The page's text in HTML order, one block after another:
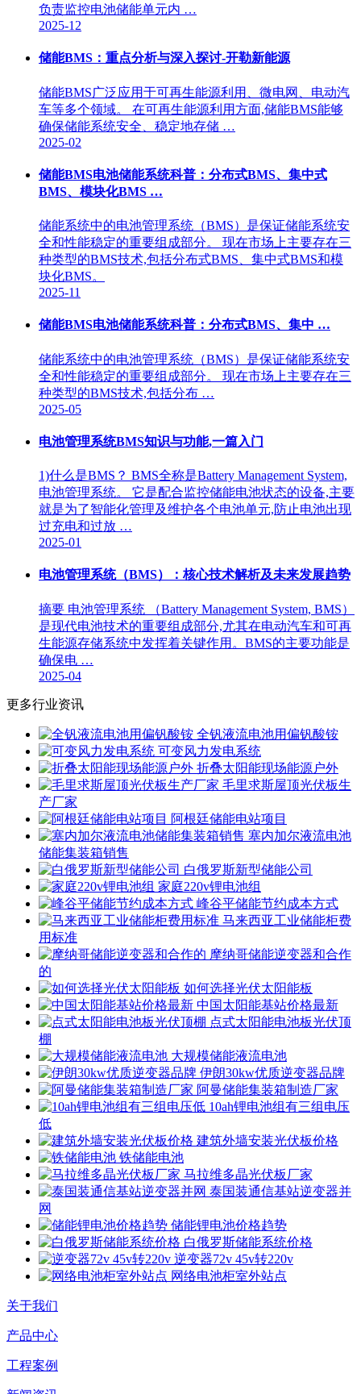
负责监控电池储能单元内 …
2025-12
储能BMS：重点分析与深入探讨-开勒新能源
储能BMS广泛应用于可再生能源利用、微电网、电动汽
车等多个领域。 在可再生能源利用方面,储能BMS能够
确保储能系统安全、稳定地存储 …
2025-02
储能BMS电池储能系统科普：分布式BMS、集中式
BMS、模块化BMS …
储能系统中的电池管理系统（BMS）是保证储能系统安
全和性能稳定的重要组成部分。 现在市场上主要存在三
种类型的BMS技术,包括分布式BMS、集中式BMS和模
块化BMS。
2025-11
储能BMS电池储能系统科普：分布式BMS、集中 …
储能系统中的电池管理系统（BMS）是保证储能系统安
全和性能稳定的重要组成部分。 现在市场上主要存在三
种类型的BMS技术,包括分布 …
2025-05
电池管理系统BMS知识与功能,一篇入门
1)什么是BMS？ BMS全称是Battery Management System,
电池管理系统。 它是配合监控储能电池状态的设备,主要
就是为了智能化管理及维护各个电池单元,防止电池出现
过充电和过放 …
2025-01
电池管理系统（BMS）：核心技术解析及未来发展趋势
摘要 电池管理系统 （Battery Management System, BMS）
是现代电池技术的重要组成部分,尤其在电动汽车和可再
生能源存储系统中发挥着关键作用。BMS的主要功能是
确保电 …
2025-04
更多行业资讯
全钒液流电池用偏钒酸铵
可变风力发电系统
折叠太阳能现场能源户外
毛里求斯屋顶光伏板生
产厂家
阿根廷储能电站项目
塞内加尔液流电池
储能集装箱销售
白俄罗斯新型储能公司
家庭220v锂电池组
峰谷平储能节约成本方式
马来西亚工业储能柜费
用标准
摩纳哥储能逆变器和合作
的
如何选择光伏太阳能板
中国太阳能基站价格最新
点式太阳能电池板光伏顶
棚
大规模储能液流电池
伊朗30kw优质逆变器品牌
阿曼储能集装箱制造厂家
10ah锂电池组有三组电压
低
建筑外墙安装光伏板价格
铁储能电池
马拉维多晶光伏板厂家
泰国装通信基站逆变器并
网
储能锂电池价格趋势
白俄罗斯储能系统价格
逆变器72v 45v转220v
网络电池柜室外站点
关于我们
产品中心
工程案例